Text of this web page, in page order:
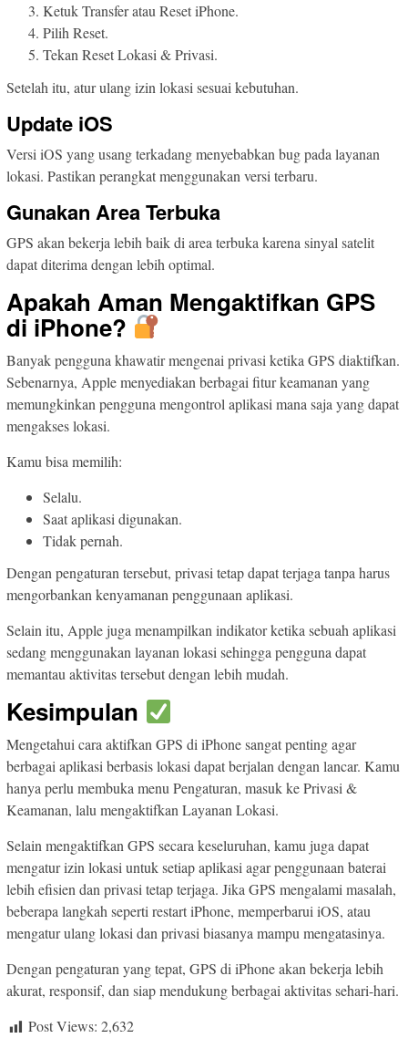
Ketuk Transfer atau Reset iPhone.
Pilih Reset.
Tekan Reset Lokasi & Privasi.
Setelah itu, atur ulang izin lokasi sesuai kebutuhan.
Update iOS
Versi iOS yang usang terkadang menyebabkan bug pada layanan
lokasi. Pastikan perangkat menggunakan versi terbaru.
Gunakan Area Terbuka
GPS akan bekerja lebih baik di area terbuka karena sinyal satelit
dapat diterima dengan lebih optimal.
Apakah Aman Mengaktifkan GPS
di iPhone?
Banyak pengguna khawatir mengenai privasi ketika GPS diaktifkan.
Sebenarnya, Apple menyediakan berbagai fitur keamanan yang
memungkinkan pengguna mengontrol aplikasi mana saja yang dapat
mengakses lokasi.
Kamu bisa memilih:
Selalu.
Saat aplikasi digunakan.
Tidak pernah.
Dengan pengaturan tersebut, privasi tetap dapat terjaga tanpa harus
mengorbankan kenyamanan penggunaan aplikasi.
Selain itu, Apple juga menampilkan indikator ketika sebuah aplikasi
sedang menggunakan layanan lokasi sehingga pengguna dapat
memantau aktivitas tersebut dengan lebih mudah.
Kesimpulan
Mengetahui cara aktifkan GPS di iPhone sangat penting agar
berbagai aplikasi berbasis lokasi dapat berjalan dengan lancar. Kamu
hanya perlu membuka menu Pengaturan, masuk ke Privasi &
Keamanan, lalu mengaktifkan Layanan Lokasi.
Selain mengaktifkan GPS secara keseluruhan, kamu juga dapat
mengatur izin lokasi untuk setiap aplikasi agar penggunaan baterai
lebih efisien dan privasi tetap terjaga. Jika GPS mengalami masalah,
beberapa langkah seperti restart iPhone, memperbarui iOS, atau
mengatur ulang lokasi dan privasi biasanya mampu mengatasinya.
Dengan pengaturan yang tepat, GPS di iPhone akan bekerja lebih
akurat, responsif, dan siap mendukung berbagai aktivitas sehari-hari.
Post Views: 2,632